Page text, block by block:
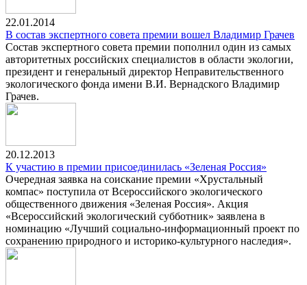
22.01.2014
В состав экспертного совета премии вошел Владимир Грачев
Состав экспертного совета премии пополнил один из самых
авторитетных российских специалистов в области экологии,
президент и генеральный директор Неправительственного
экологического фонда имени В.И. Вернадского Владимир
Грачев.
20.12.2013
К участию в премии присоединилась «Зеленая Россия»
Очередная заявка на соискание премии «Хрустальный
компас» поступила от Всероссийского экологического
общественного движения «Зеленая Россия». Акция
«Всероссийский экологический субботник» заявлена в
номинацию «Лучший социально-информационный проект по
сохранению природного и историко-культурного наследия».